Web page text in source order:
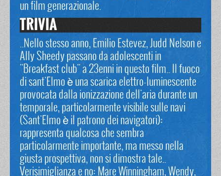
un film generazionale.
TRIVIA
..Nello stesso anno, Emilio Estevez, Judd Nelson e
Ally Sheedy passano da adolescenti in
"Breakfast club" a 23enni in questo film.. Il fuoco
di sant'Elmo è una scarica elettro-luminescente
provocata dalla ionizzazione dell'aria durante un
temporale, particolarmente visibile sulle navi
(Sant'Elmo è il patrono dei navigatori):
rappresenta qualcosa che sembra
particolarmente importante, ma messo nella
giusta prospettiva, non si dimostra tale..
Verisimiglianza e no: Mare Winningham, Wendy,